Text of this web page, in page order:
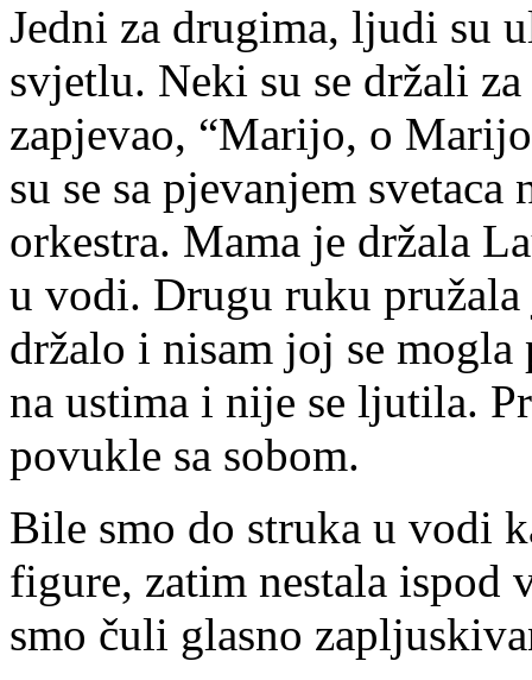
Jedni za drugima, ljudi su
svjetlu. Neki su se držali
zapjevao, “Marijo, o
su se sa pjevanjem
orkestra. Mama je držala
u vodi. Drugu ruku pružala
držalo i nisam joj se
na ustima i nije se ljutila.
povukle sa sobom.
Bile smo do struka u vodi
figure, zatim nestala ispod
smo čuli glasno